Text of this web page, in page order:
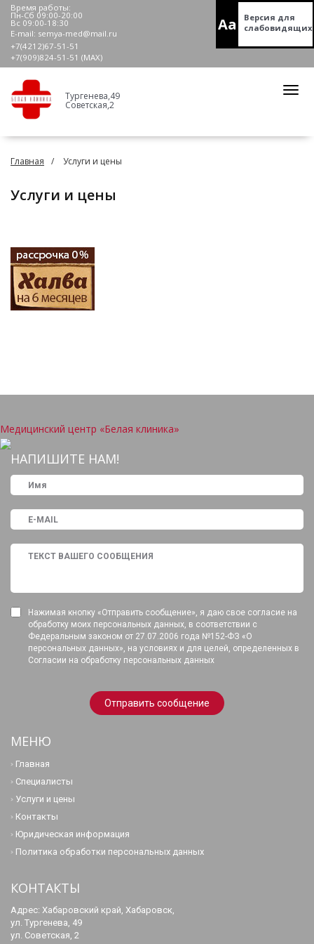
Время работы:
Пн-Сб 09:00-20:00
Вс 09:00-18:30
E-mail: semya-med@mail.ru
+7(4212)67-51-51
+7(909)824-51-51 (МАХ)
Aa
Версия для
слабовидящих
Тургенева,49
Советская,2
Главная Услуги и цены
Услуги и цены
Медицинский центр «Белая клиника»
НАПИШИТЕ НАМ!
Нажимая кнопку «Отправить сообщение», я даю свое согласие на
обработку моих персональных данных, в соответствии с
Федеральным законом от 27.07.2006 года №152-ФЗ «О
персональных данных», на условиях и для целей, определенных в
Согласии на обработку персональных данных
МЕНЮ
Главная
Специалисты
Услуги и цены
Контакты
Юридическая информация
Политика обработки персональных данных
КОНТАКТЫ
Адрес: Хабаровский край, Хабаровск,
ул. Тургенева, 49
ул. Советская, 2